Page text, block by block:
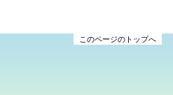
このページのトップへ